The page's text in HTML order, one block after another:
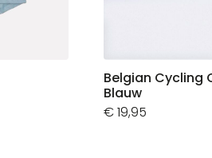
Belgian Cycling
Blauw
€19,95